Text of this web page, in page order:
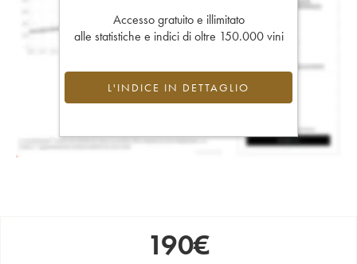
Accesso gratuito e illimitato
alle statistiche e indici di oltre 150.000 vini
L'INDICE IN DETTAGLIO
190€